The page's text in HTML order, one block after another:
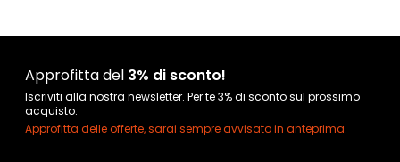
Approfitta del 3% di sconto!
Iscriviti alla nostra newsletter. Per te 3% di sconto sul prossimo
acquisto.
Approfitta delle offerte, sarai sempre avvisato in anteprima.